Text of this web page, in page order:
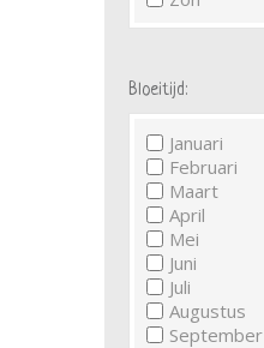
Bloeitijd:
Januari
Februari
Maart
April
Mei
Juni
Juli
Augustus
September